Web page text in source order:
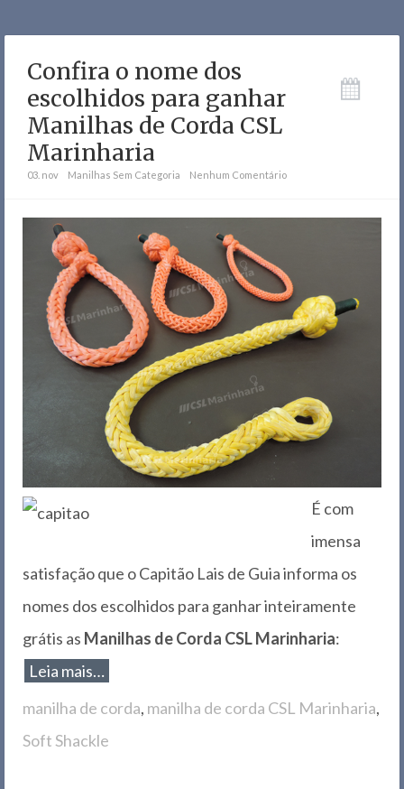
Confira o nome dos
escolhidos para ganhar
Manilhas de Corda CSL
Marinharia
03. nov Manilhas Sem Categoria Nenhum Comentário
É com
imensa
satisfação que o Capitão Lais de Guia informa os
nomes dos escolhidos para ganhar inteiramente
grátis as Manilhas de Corda CSL Marinharia:
Leia mais…
manilha de corda, manilha de corda CSL Marinharia,
Soft Shackle